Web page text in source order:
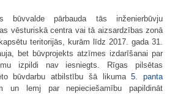
būvvalde pārbauda tās inženierbūvju
vēsturiskā centra vai tā aizsardzības zonā
teritorijās, kurām līdz 2017. gada 31.
bet būvprojekts atzīmes izdarīšanai par
izpildi nav iesniegts. Rīgas pilsētas
būvdarbu atbilstību šā likuma5. panta
un lemj par nepieciešamību papildināt